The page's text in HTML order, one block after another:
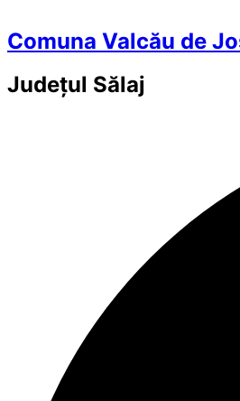
Comuna Valcău de
Județul Sălaj